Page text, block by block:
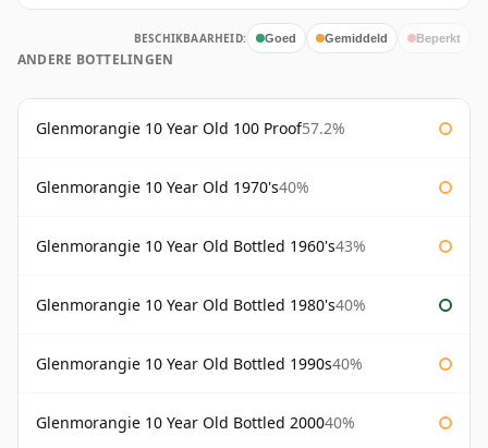
BESCHIKBAARHEID: Goed Gemiddeld Beperkt
ANDERE BOTTELINGEN
Glenmorangie 10 Year Old 100 Proof57.2%
Glenmorangie 10 Year Old 1970's40%
Glenmorangie 10 Year Old Bottled 1960's43%
Glenmorangie 10 Year Old Bottled 1980's40%
Glenmorangie 10 Year Old Bottled 1990s40%
Glenmorangie 10 Year Old Bottled 200040%